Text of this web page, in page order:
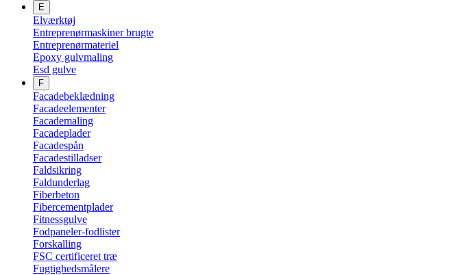
E
Elværktøj
Entreprenørmaskiner brugte
Entreprenørmateriel
Epoxy gulvmaling
Esd gulve
F
Facadebeklædning
Facadeelementer
Facademaling
Facadeplader
Facadespån
Facadestilladser
Faldsikring
Faldunderlag
Fiberbeton
Fibercementplader
Fitnessgulve
Fodpaneler-fodlister
Forskalling
FSC certificeret træ
Fugtighedsmålere